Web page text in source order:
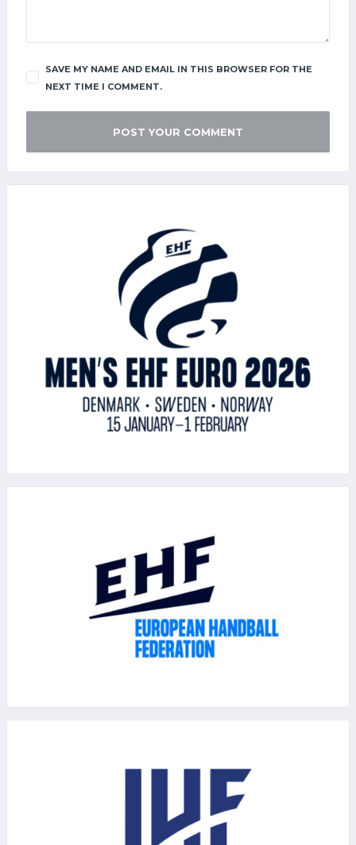
SAVE MY NAME AND EMAIL IN THIS BROWSER FOR THE
NEXT TIME I COMMENT.